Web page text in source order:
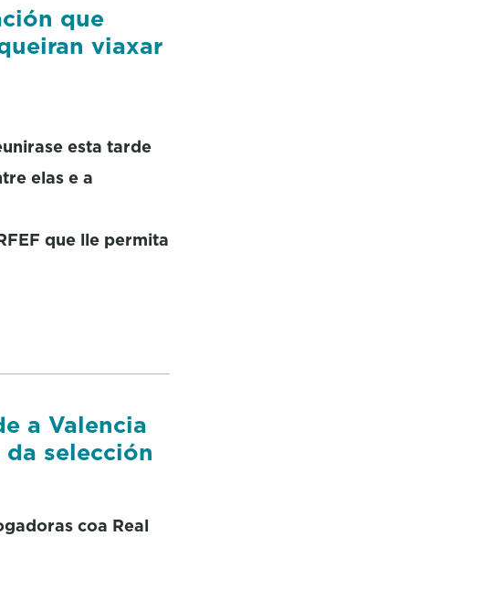
que
viaxar
esta tarde
elas e a
que lle permita
a Valencia
selección
coa Real